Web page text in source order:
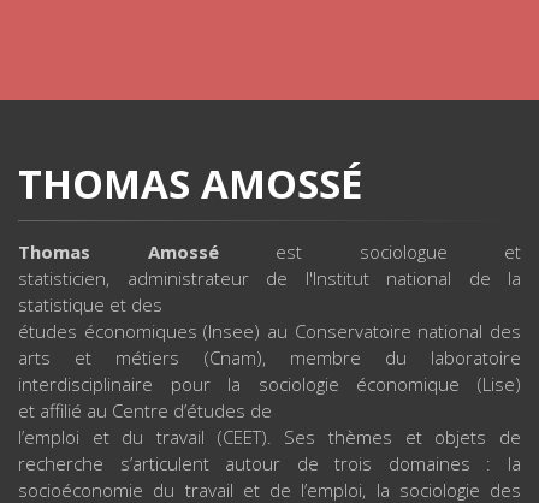
THOMAS AMOSSÉ
Thomas Amosséest sociologue et
statisticien, administrateur de l'Institut national de la
statistique et des
études économiques (Insee) au Conservatoire national des
arts et métiers (Cnam), membre du laboratoire
interdisciplinaire pour la sociologie économique (Lise)
et affilié au Centre d’études de
l’emploi et du travail (CEET). Ses thèmes et objets de
recherche s’articulent autour de trois domaines : la
socioéconomie du travail et de l’emploi, la sociologie des